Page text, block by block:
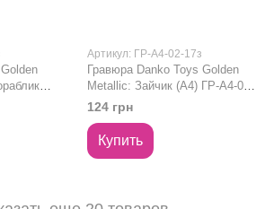
Артикул: ГР-А4-02-17з
Гравюра Danko Toys Golden
Metallic: Зайчик (А4) ГР-А4-02-
17з
124 грн
Купить